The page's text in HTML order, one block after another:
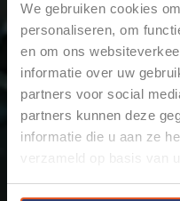
We gebruiken cookies
personaliseren, om
en om ons
informatie over uw
partners voor social
partners kunnen deze
informatie die u aan ze
verzameld op basis van
KRIMPKOUS -
ENKELWANDIG 2:1 - 170
STUKS